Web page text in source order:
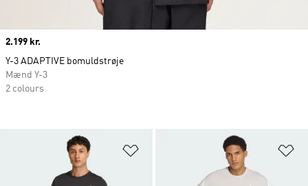
Price
2.199 kr.
Y-3 ADAPTIVE bomuldstrøje
Mænd Y-3
2 colours